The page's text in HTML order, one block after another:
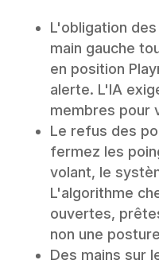
L'obligation
main gauche
en position
alerte. L'IA
membres pour
Le refus des
fermez les
volant, le
L'algorithme
ouvertes,
non une
Des mains sur